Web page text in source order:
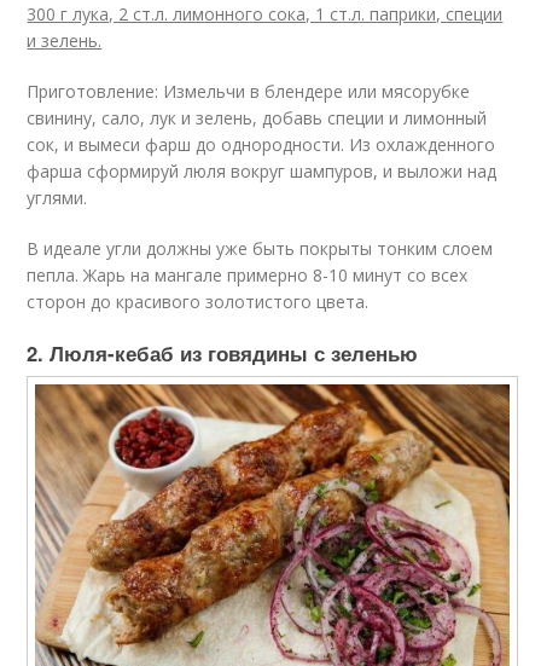
300 г лука, 2 ст.л. лимонного сока, 1 ст.л. паприки, специи
и зелень.
Приготовление: Измельчи в блендере или мясорубке
свинину, сало, лук и зелень, добавь специи и лимонный
сок, и вымеси фарш до однородности. Из охлажденного
фарша сформируй люля вокруг шампуров, и выложи над
углями.
В идеале угли должны уже быть покрыты тонким слоем
пепла. Жарь на мангале примерно 8-10 минут со всех
сторон до красивого золотистого цвета.
2. Люля-кебаб из говядины с зеленью